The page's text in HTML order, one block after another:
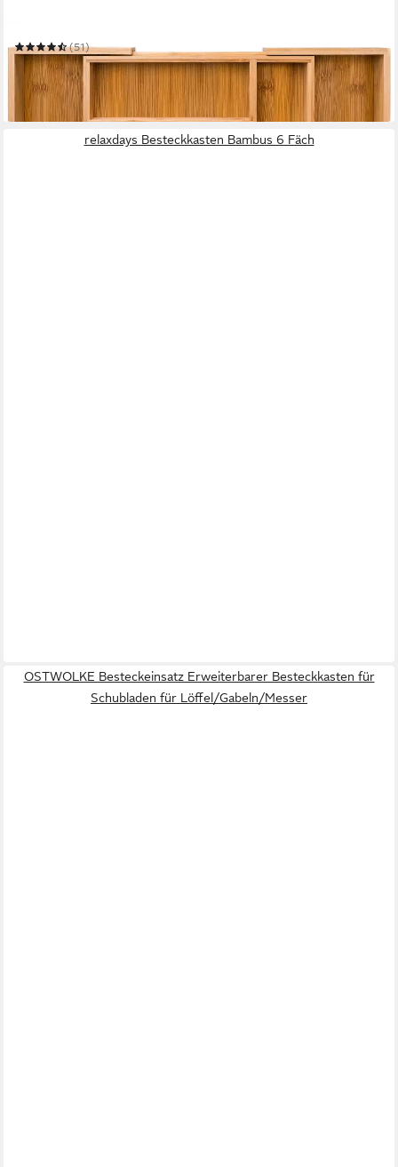
(51)
ab 21,99 € UVP41,98 €
-48%
in 5-6 Werktagen bei dir
relaxdays Besteckkasten Bambus 6 Fäch
OSTWOLKE Besteckeinsatz Erweiterbarer Besteckkasten für
Schubladen für Löffel/Gabeln/Messer